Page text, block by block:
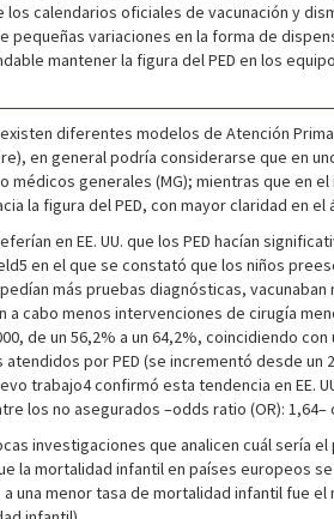
los calendarios oficiales de vacunación y
pequeñas variaciones en la forma de
mantener la figura del PED en los
diferentes modelos de Atención
en general podría considerarse que en
médicos generales (MG); mientras que en
la figura del PED, con mayor claridad en
en EE. UU. que los PED hacían
en el que se constató que los niños
más pruebas diagnósticas,
a cabo menos intervenciones de cirugía
de un 56,2% a un 64,2%, coincidiendo
por PED (se incrementó desde un
trabajo4 confirmó esta tendencia en
los no asegurados –odds ratio (OR):
investigaciones que analicen cuál sería
la mortalidad infantil en países europeos
una menor tasa de mortalidad infantil fue